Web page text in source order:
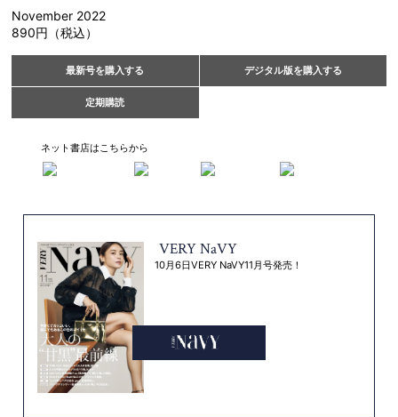
November 2022
890円（税込）
最新号を購入する デジタル版を購入する
定期購読
ネット書店はこちらから
VERY NaVY
10月6日VERY NaVY11月号発売！